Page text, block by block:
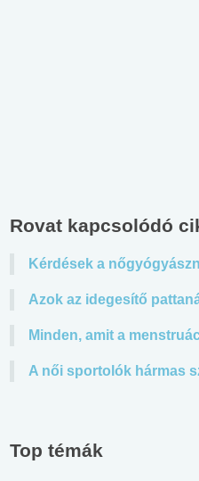
Rovat kapcsolódó
Kérdések a
Azok az idegesítő
Minden, amit a
A női sportolók hármas
Top témák